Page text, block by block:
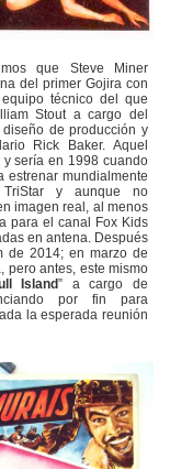
que Steve Miner
del primer Gojira con
técnico del que
Stout a cargo del
de producción y
Rick Baker. Aquel
sería en 1998 cuando
estrenar mundialmente
y aunque no
imagen real, al menos
para el canal Fox Kids
en antena. Después
de 2014; en marzo de
pero antes, este mismo
Island” a cargo de
por fin para
la esperada reunión